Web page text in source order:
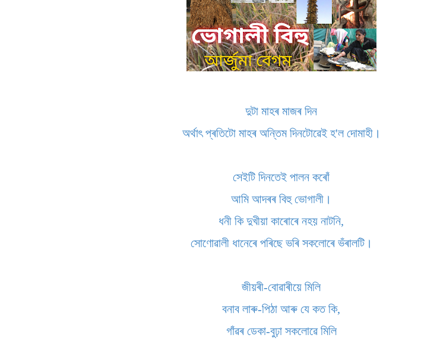
দুটা মাহৰ মাজৰ দিন
অৰ্থাৎ প্ৰতিটো মাহৰ অন্তিম দিনটোৱেই হ'ল দোমাহী।
সেইটি দিনতেই পালন কৰোঁ
আমি আদৰৰ বিহু ভোগালী।
ধনী কি দুখীয়া কাৰোৰে নহয় নাটনি,
সোণোৱালী ধানেৰে পৰিছে ভৰি সকলোৰে ভঁৰালটি।
জীয়ৰী-বোৱাৰীয়ে মিলি
বনাব লাৰু-পিঠা আৰু যে কত কি,
গাঁৱৰ ডেকা-বুঢ়া সকলোৱে মিলি